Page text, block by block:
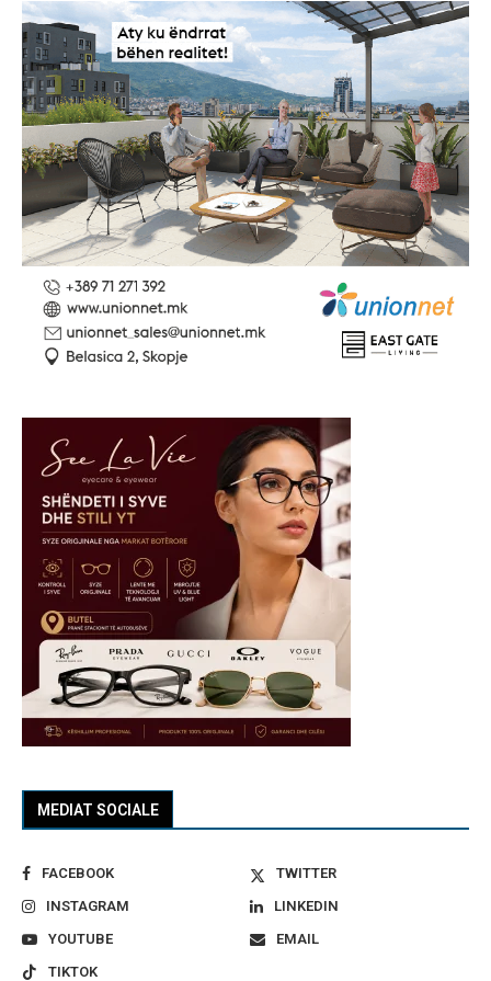
MEDIAT SOCIALE
FACEBOOK
TWITTER
INSTAGRAM
LINKEDIN
YOUTUBE
EMAIL
TIKTOK